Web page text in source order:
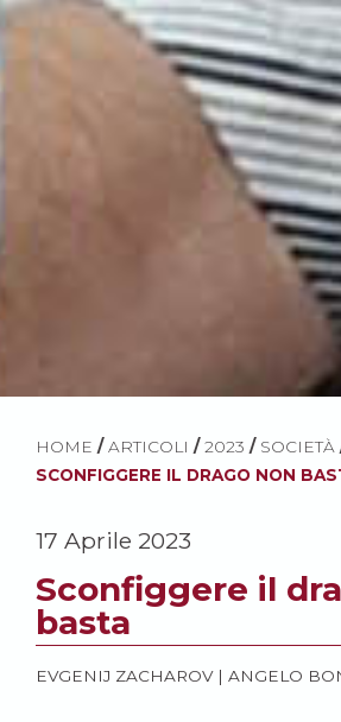
HOME / ARTICOLI / 2023 / SOCIETÀ
SCONFIGGERE IL DRAGO NON
17 Aprile 2023
Sconfiggere il
basta
EVGENIJ ZACHAROV| ANGELO